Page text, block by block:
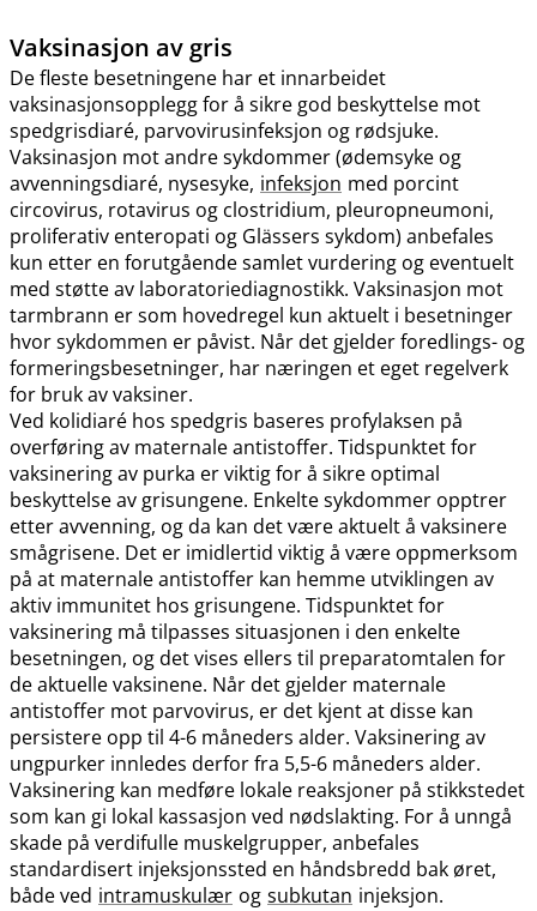
Vaksinasjon av gris
De fleste besetningene har et innarbeidet
vaksinasjonsopplegg for å sikre god beskyttelse mot
spedgrisdiaré, parvovirusinfeksjon og rødsjuke.
Vaksinasjon mot andre sykdommer (ødemsyke og
avvenningsdiaré, nysesyke, infeksjon med porcint
circovirus, rotavirus og clostridium, pleuropneumoni,
proliferativ enteropati og Glässers sykdom) anbefales
kun etter en forutgående samlet vurdering og eventuelt
med støtte av laboratoriediagnostikk. Vaksinasjon mot
tarmbrann er som hovedregel kun aktuelt i besetninger
hvor sykdommen er påvist. Når det gjelder foredlings- og
formeringsbesetninger, har næringen et eget regelverk
for bruk av vaksiner.
Ved kolidiaré hos spedgris baseres profylaksen på
overføring av maternale antistoffer. Tidspunktet for
vaksinering av purka er viktig for å sikre optimal
beskyttelse av grisungene. Enkelte sykdommer opptrer
etter avvenning, og da kan det være aktuelt å vaksinere
smågrisene. Det er imidlertid viktig å være oppmerksom
på at maternale antistoffer kan hemme utviklingen av
aktiv immunitet hos grisungene. Tidspunktet for
vaksinering må tilpasses situasjonen i den enkelte
besetningen, og det vises ellers til preparatomtalen for
de aktuelle vaksinene. Når det gjelder maternale
antistoffer mot parvovirus, er det kjent at disse kan
persistere opp til 4-6 måneders alder. Vaksinering av
ungpurker innledes derfor fra 5,5-6 måneders alder.
Vaksinering kan medføre lokale reaksjoner på stikkstedet
som kan gi lokal kassasjon ved nødslakting. For å unngå
skade på verdifulle muskelgrupper, anbefales
standardisert injeksjonssted en håndsbredd bak øret,
både ved intramuskulær og subkutan injeksjon.